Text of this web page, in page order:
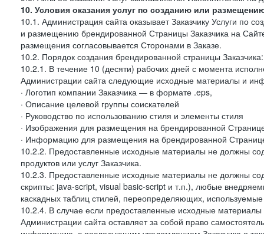
10. Условия оказания услуг по созданию или
10.1. Администрация сайта оказывает Заказчику Услуги по
и размещению брендированной Страницы Заказчика на
размещения согласовывается Сторонами в Заказе.
10.2. Порядок создания брендированной страницы Заказчика:
10.2.1. В течение 10 (десяти) рабочих дней с момента
Администрации сайта следующие исходные материалы и
· Логотип компании Заказчика — в формате .eps,
· Описание целевой группы соискателей
· Руководство по использованию стиля и элементы стиля
· Изображения для размещения на брендированной
· Информацию для размещения на брендированной
10.2.2. Предоставленные исходные материалы не должны
продуктов или услуг Заказчика.
10.2.3. Предоставленные исходные материалы не должны
скрипты: java-script, visual basic-script и т.п.), любые
каскадных таблиц стилей, переопределяющих,
10.2.4. В случае если предоставленные исходные
Администрации сайта оставляет за собой право